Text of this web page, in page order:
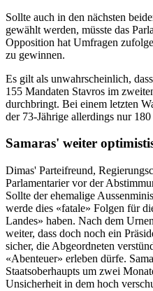
Sollte auch in den nächsten
gewählt werden, müsste das
Opposition hat Umfragen
zu gewinnen.
Es gilt als unwahrscheinlich,
155 Mandaten Stavros im
durchbringt. Bei einem letzten
der 73-Jährige allerdings nur
Samaras' weiter
Dimas' Parteifreund,
Parlamentarier vor der
Sollte der ehemalige
werde dies «fatale» Folgen für
Landes» haben. Nach dem
weiter, dass doch noch ein
sicher, die Abgeordneten
«Abenteuer» erleben dürfe.
Staatsoberhaupts um zwei
Unsicherheit in dem hoch